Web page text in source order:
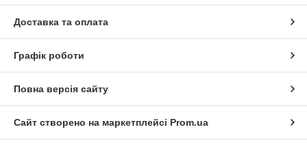
Доставка та оплата
Графік роботи
Повна версія сайту
Сайт створено на маркетплейсі Prom.ua